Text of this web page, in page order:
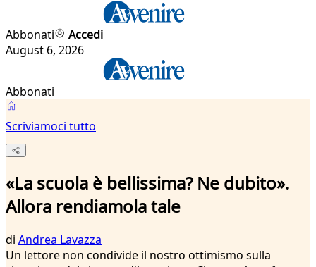
Abbonati
Accedi
August 6, 2026
Abbonati
Scriviamoci tutto
«La scuola è bellissima? Ne dubito».
Allora rendiamola tale
di Andrea Lavazza
Un lettore non condivide il nostro ottimismo sulla